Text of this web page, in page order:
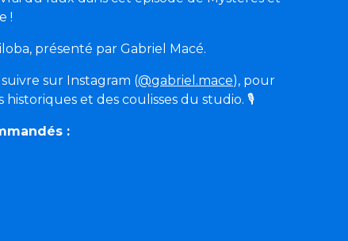
!
présenté par Gabriel Macé.
suivre sur Instagram (@gabriel.mace), pour
et des coulisses du studio. 🎙️
: